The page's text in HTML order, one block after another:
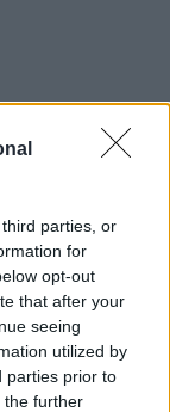
parties, or
for
opt-out
that after your
seeing
utilized by
parties prior to
the further